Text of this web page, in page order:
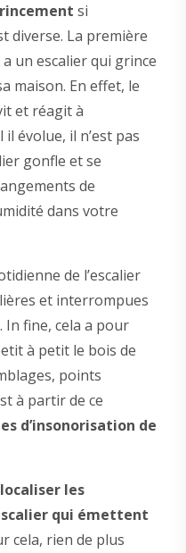
si
diverse. La première
un escalier qui grince
maison. En effet, le
et réagit à
évolue, il n’est pas
gonfle et se
de
dans votre
de l’escalier
et interrompues
In fine, cela a pour
à petit le bois de
points
à partir de ce
d’insonorisation de
localiser les
qui émettent
cela, rien de plus